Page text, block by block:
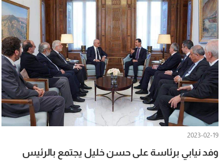
2023-02-19
وفد نيابي برئاسة على حسن خليل يجتمع بالرئيس